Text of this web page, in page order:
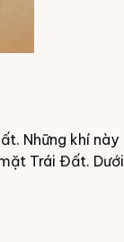
Những khí này
Trái Đất. Dưới